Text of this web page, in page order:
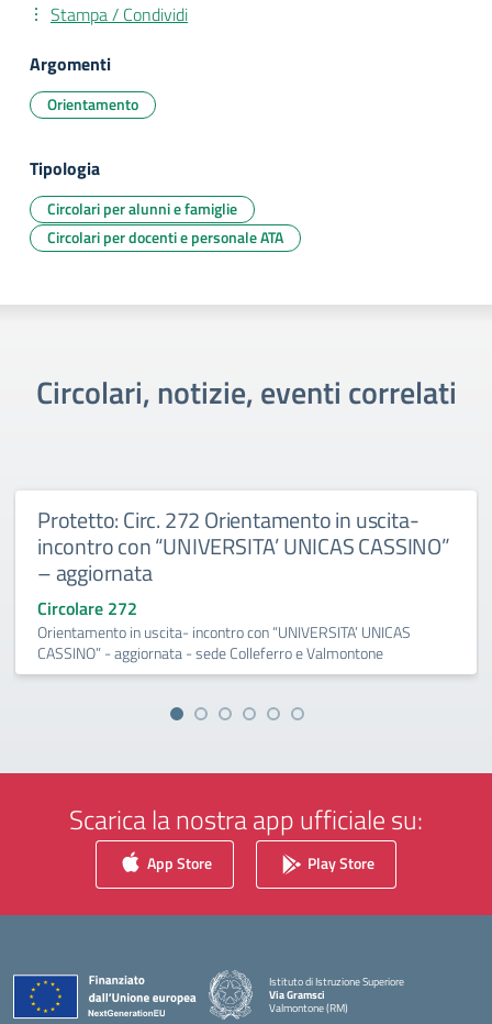
Stampa / Condividi
Argomenti
Orientamento
Tipologia
Circolari per alunni e famiglie
Circolari per docenti e personale ATA
Circolari, notizie, eventi correlati
Protetto: Circ. 272 Orientamento in uscita-
incontro con “UNIVERSITA’ UNICAS CASSINO”
– aggiornata
Circolare 272
Orientamento in uscita- incontro con “UNIVERSITA’ UNICAS
CASSINO” - aggiornata - sede Colleferro e Valmontone
Scarica la nostra app ufficiale su:
App Store Play Store
Istituto di Istruzione Superiore
Via Gramsci
Valmontone (RM)